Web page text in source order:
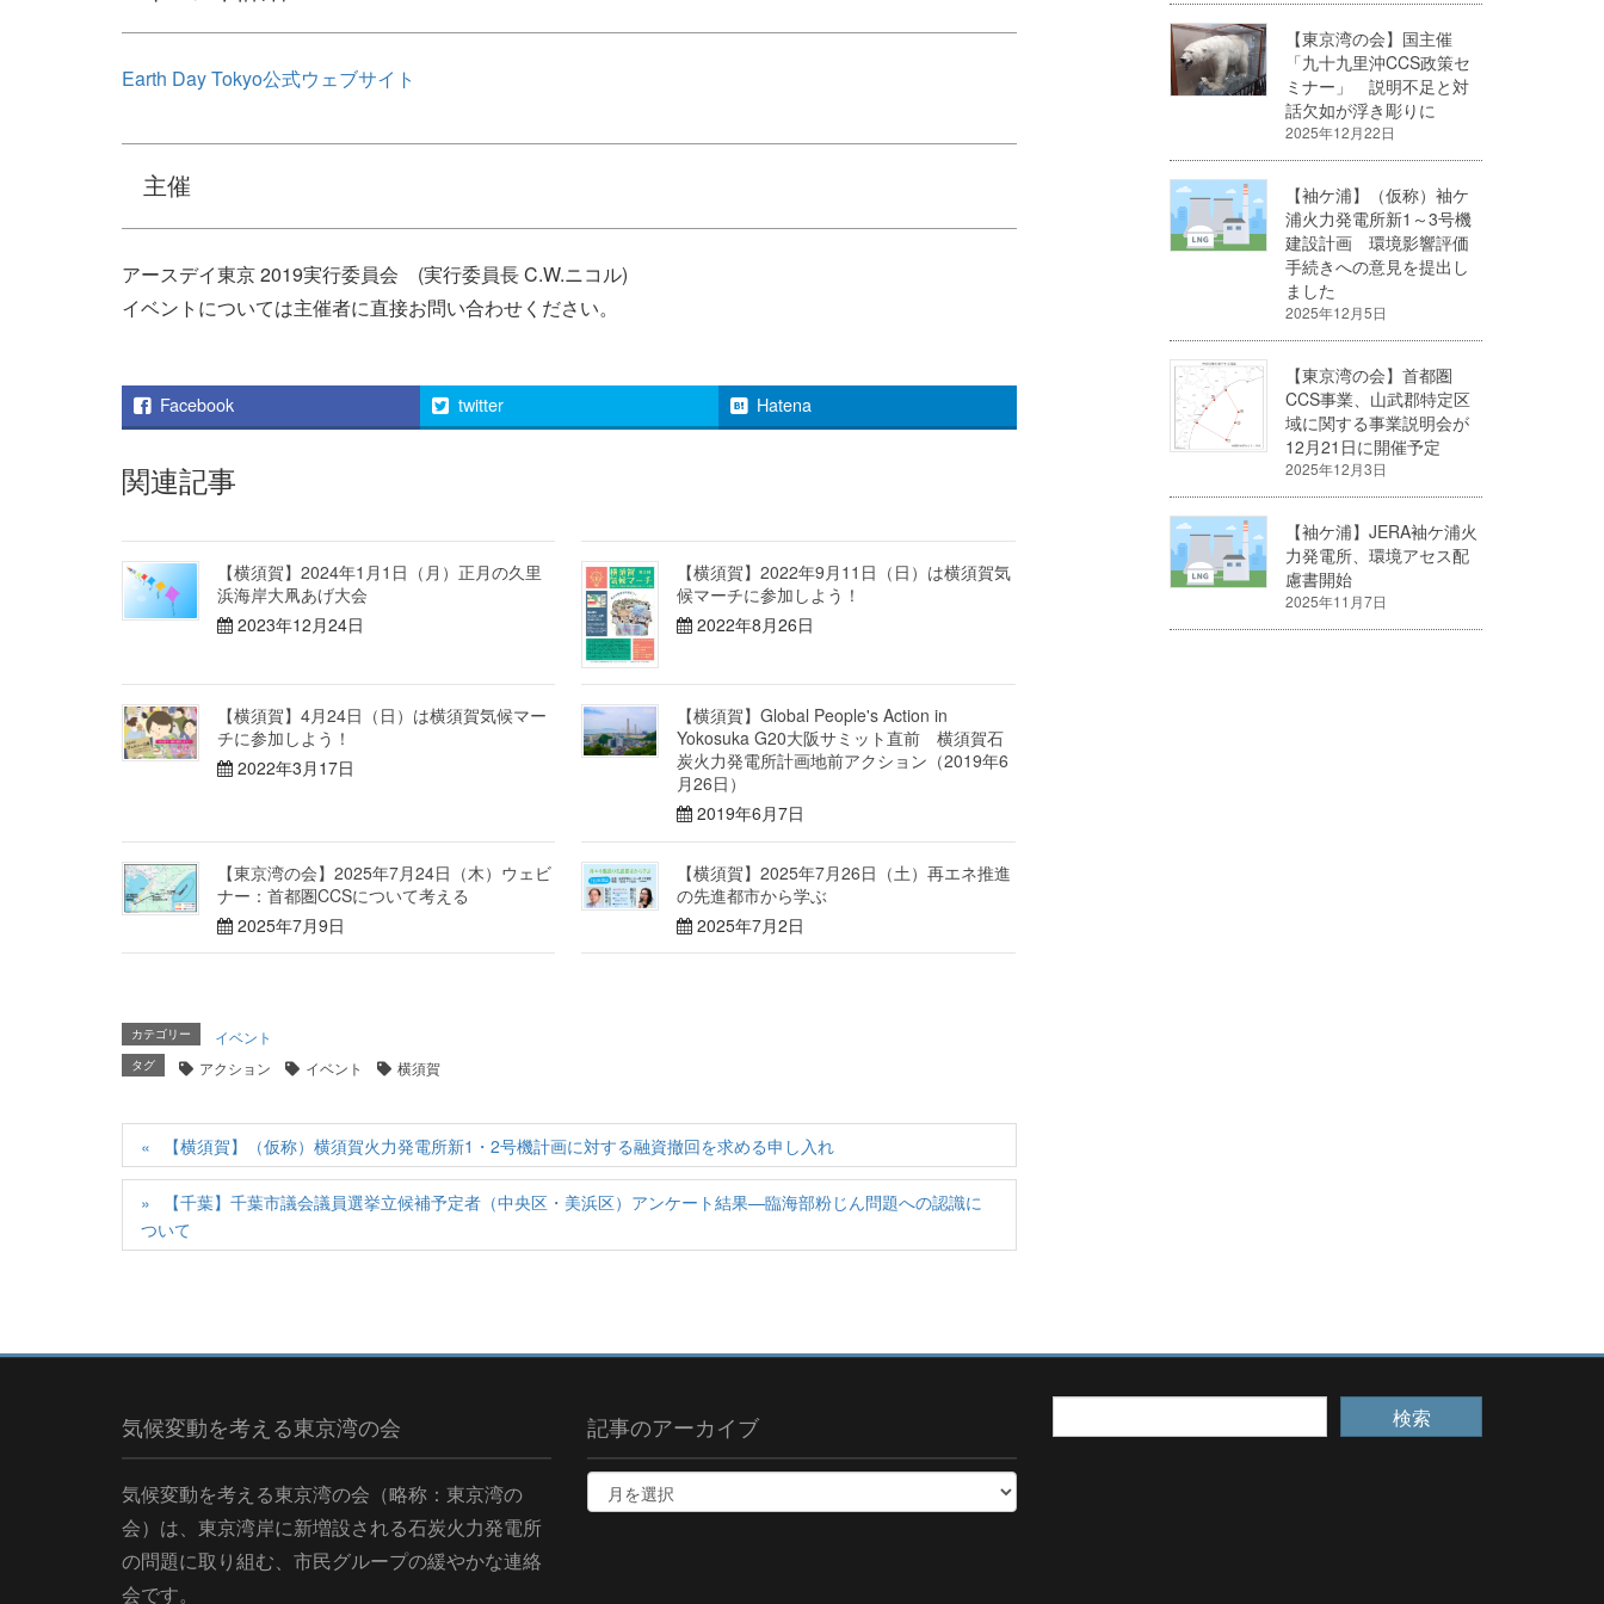
Earth Day Tokyo公式ウェブサイト
主催
アースデイ東京 2019実行委員会 (実行委員長 C.W.ニコル)
イベントについては主催者に直接お問い合わせください。
Facebook twitter Hatena
関連記事
【横須賀】2024年1月1日（月）正月の久里
浜海岸大凧あげ大会
2023年12月24日
【横須賀】2022年9月11日（日）は横須賀気
候マーチに参加しよう！
2022年8月26日
【横須賀】4月24日（日）は横須賀気候マー
チに参加しよう！
2022年3月17日
【横須賀】Global People's Action in
Yokosuka G20大阪サミット直前 横須賀石
炭火力発電所計画地前アクション（2019年6
月26日）
2019年6月7日
【東京湾の会】2025年7月24日（木）ウェビ
ナー：首都圏CCSについて考える
2025年7月9日
【横須賀】2025年7月26日（土）再エネ推進
の先進都市から学ぶ
2025年7月2日
カテゴリー イベント
タグ アクション イベント 横須賀
【横須賀】（仮称）横須賀火力発電所新1・2号機計画に対する融資撤回を求める申し入れ
【千葉】千葉市議会議員選挙立候補予定者（中央区・美浜区）アンケート結果—臨海部粉じん問題への認識に
ついて
【東京湾の会】国主催
「九十九里沖CCS政策セ
ミナー」 説明不足と対
話欠如が浮き彫りに
2025年12月22日
【袖ケ浦】（仮称）袖ケ
浦火力発電所新1～3号機
建設計画 環境影響評価
手続きへの意見を提出し
ました
2025年12月5日
【東京湾の会】首都圏
CCS事業、山武郡特定区
域に関する事業説明会が
12月21日に開催予定
2025年12月3日
【袖ケ浦】JERA袖ケ浦火
力発電所、環境アセス配
慮書開始
2025年11月7日
気候変動を考える東京湾の会
気候変動を考える東京湾の会（略称：東京湾の
会）は、東京湾岸に新増設される石炭火力発電所
の問題に取り組む、市民グループの緩やかな連絡
会です。
記事のアーカイブ